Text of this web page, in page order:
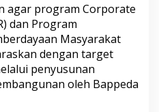
agar program Corporate
dan Program
Masyarakat
dengan target
penyusunan
oleh Bappeda